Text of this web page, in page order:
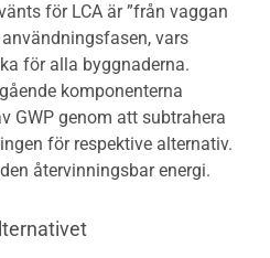
för LCA är ”från vaggan
vars
för alla byggnaderna.
komponenterna
GWP genom att subtrahera
för respektive alternativ.
återvinningsbar energi.